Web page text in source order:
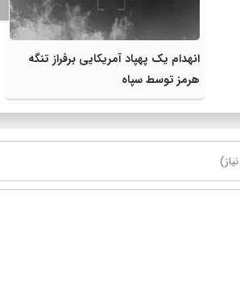
انهدام یک پهپاد آمریکایی برفراز تنگه
هرمز توسط سپاه